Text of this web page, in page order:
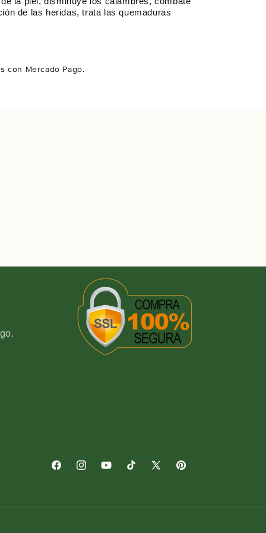
de las heridas, trata las quemaduras
con Mercado Pago.
FacebookInstagramYouTubeTikTok X
Pinterest